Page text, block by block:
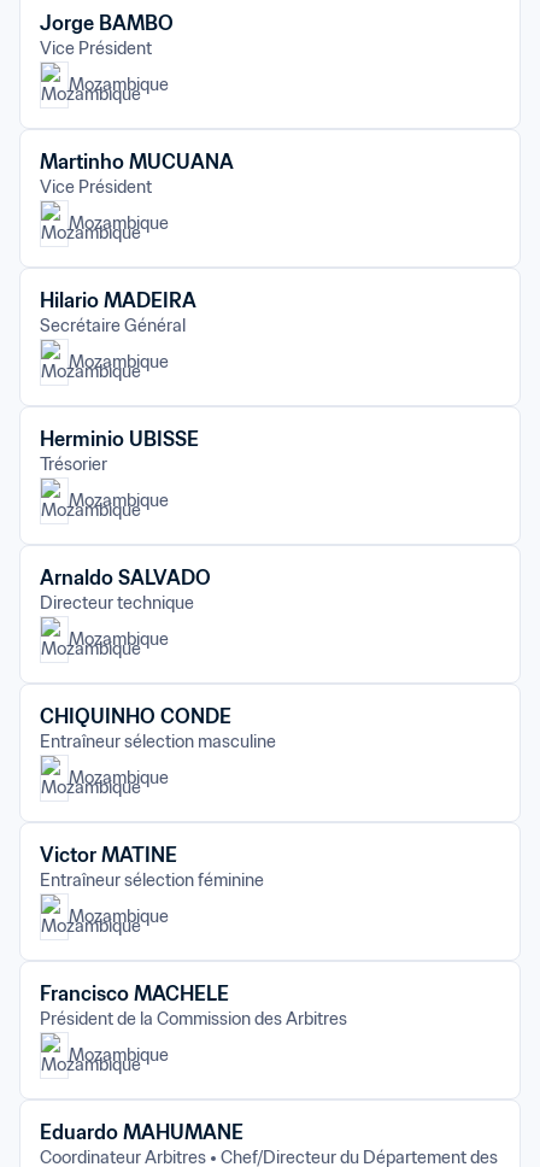
Jorge BAMBO
Vice Président
Mozambique
Martinho MUCUANA
Vice Président
Mozambique
Hilario MADEIRA
Secrétaire Général
Mozambique
Herminio UBISSE
Trésorier
Mozambique
Arnaldo SALVADO
Directeur technique
Mozambique
CHIQUINHO CONDE
Entraîneur sélection masculine
Mozambique
Victor MATINE
Entraîneur sélection féminine
Mozambique
Francisco MACHELE
Président de la Commission des Arbitres
Mozambique
Eduardo MAHUMANE
Coordinateur Arbitres Chef/Directeur du Département des